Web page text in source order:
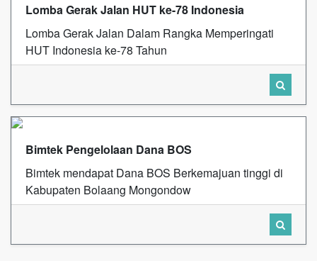
Lomba Gerak Jalan HUT ke-78 Indonesia
Lomba Gerak Jalan Dalam Rangka Memperingati
HUT Indonesia ke-78 Tahun
Bimtek Pengelolaan Dana BOS
Bimtek mendapat Dana BOS Berkemajuan tinggi di
Kabupaten Bolaang Mongondow